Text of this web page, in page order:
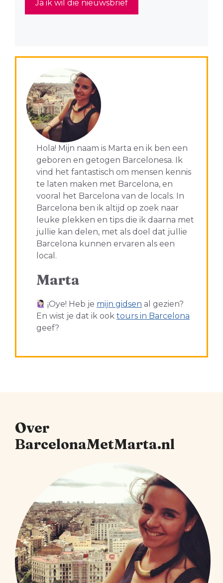
Hola! Mijn naam is Marta en ik ben een
geboren en getogen Barcelonesa. Ik
vind het fantastisch om mensen kennis
te laten maken met Barcelona, en
vooral het Barcelona van de locals. In
Barcelona ben ik altijd op zoek naar
leuke plekken en tips die ik daarna met
jullie kan delen, met als doel dat jullie
Barcelona kunnen ervaren als een
local.
Marta
¡Oye! Heb je mijn gidsen al gezien?
En wist je dat ik ook tours in Barcelona
geef?
Over
BarcelonaMetMarta.nl